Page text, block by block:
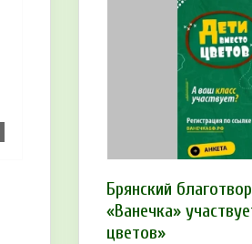
Брянский
«Ванечка»
цветов»